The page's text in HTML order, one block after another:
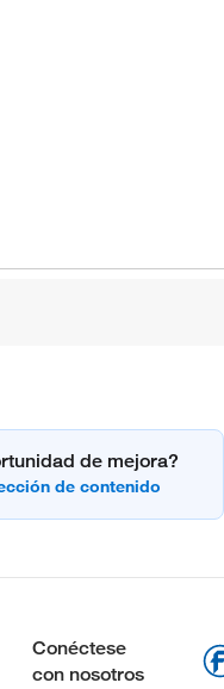
de mejora?
Conéctese
con nosotros